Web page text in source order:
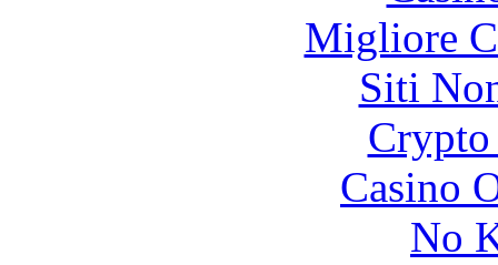
Migliore
Siti
Casino
No